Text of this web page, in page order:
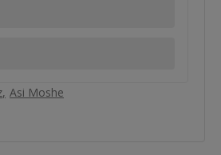
Asi Moshe